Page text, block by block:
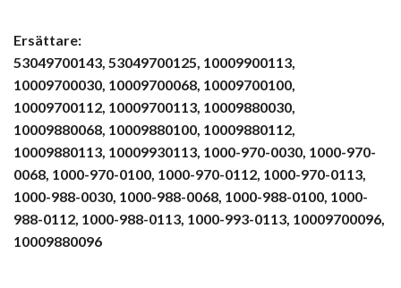
Ersättare:
53049700143, 53049700125, 10009900113,
10009700030, 10009700068, 10009700100,
10009700112, 10009700113, 10009880030,
10009880068, 10009880100, 10009880112,
10009880113, 10009930113, 1000-970-0030, 1000-970-
0068, 1000-970-0100, 1000-970-0112, 1000-970-0113,
1000-988-0030, 1000-988-0068, 1000-988-0100, 1000-
988-0112, 1000-988-0113, 1000-993-0113, 10009700096,
10009880096